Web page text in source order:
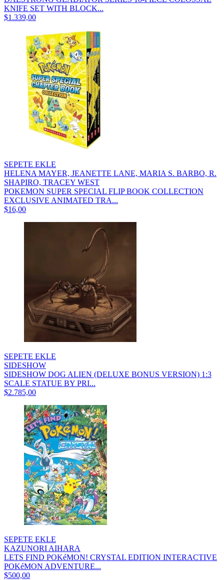
KNIFE SET WITH BLOCK...
$1.339,00
SEPETE EKLE
HELENA MAYER, JEANETTE LANE, MARIA S. BARBO, R.
SHAPIRO, TRACEY WEST
POKEMON SUPER SPECIAL FLIP BOOK COLLECTION
EXCLUSIVE ANIMATED TRA...
$16,00
SEPETE EKLE
SIDESHOW
SIDESHOW DOG ALIEN (DELUXE BONUS VERSION) 1:3
SCALE STATUE BY PRI...
$2.785,00
SEPETE EKLE
KAZUNORI AIHARA
LETS FIND POKéMON! CRYSTAL EDITION INTERACTIVE
POKéMON ADVENTURE...
$500,00